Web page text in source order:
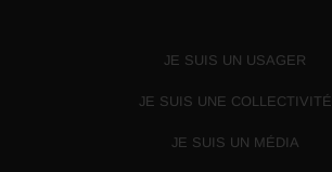
JE SUIS UN USAGER
JE SUIS UNE COLLECTIVITÉ
JE SUIS UN MÉDIA